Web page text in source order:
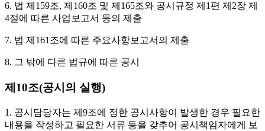
6. 법 제159조, 제160조 및 제165조와 공시규정 제1편 제2장 제
4절에 따른 사업보고서 등의 제출
7. 법 제161조에 따른 주요사항보고서의 제출
8. 그 밖에 다른 법규에 따른 공시
제10조(공시의 실행)
1. 공시담당자는 제9조에 정한 공시사항이 발생한 경우 필요한
내용을 작성하고 필요한 서류 등을 갖추어 공시책임자에게 보